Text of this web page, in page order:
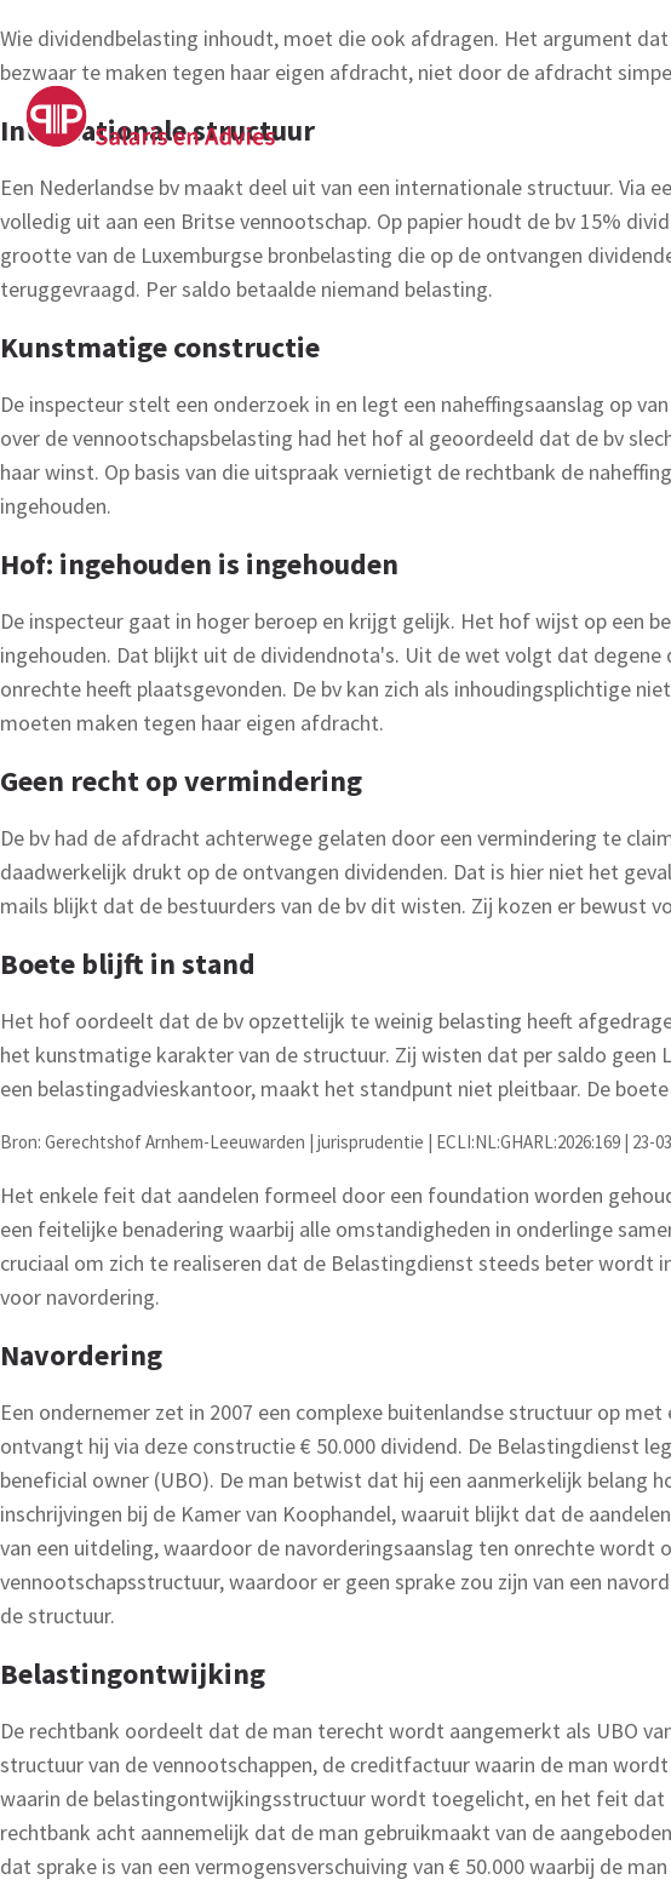
Wie dividendbelasting inhoudt, moet die ook afdragen. Het argument
bezwaar te maken tegen haar eigen afdracht, niet door de afdracht
Internationale structuur
Een Nederlandse bv maakt deel uit van een internationale structuur. Via
volledig uit aan een Britse vennootschap. Op papier houdt de bv 15%
grootte van de Luxemburgse bronbelasting die op de ontvangen
teruggevraagd. Per saldo betaalde niemand belasting.
Kunstmatige constructie
De inspecteur stelt een onderzoek in en legt een naheffingsaanslag op
over de vennootschapsbelasting had het hof al geoordeeld dat de bv
haar winst. Op basis van die uitspraak vernietigt de rechtbank de
ingehouden.
Hof: ingehouden is ingehouden
De inspecteur gaat in hoger beroep en krijgt gelijk. Het hof wijst op een
ingehouden. Dat blijkt uit de dividendnota's. Uit de wet volgt dat
onrechte heeft plaatsgevonden. De bv kan zich als inhoudingsplichtige
moeten maken tegen haar eigen afdracht.
Geen recht op vermindering
De bv had de afdracht achterwege gelaten door een vermindering te
daadwerkelijk drukt op de ontvangen dividenden. Dat is hier niet het
mails blijkt dat de bestuurders van de bv dit wisten. Zij kozen er bewust
Boete blijft in stand
Het hof oordeelt dat de bv opzettelijk te weinig belasting heeft
het kunstmatige karakter van de structuur. Zij wisten dat per saldo
een belastingadvieskantoor, maakt het standpunt niet pleitbaar. De
Bron: Gerechtshof Arnhem-Leeuwarden | jurisprudentie | ECLI:NL:GHARL:2026:169 | 23-
Het enkele feit dat aandelen formeel door een foundation worden
een feitelijke benadering waarbij alle omstandigheden in onderlinge
cruciaal om zich te realiseren dat de Belastingdienst steeds beter
voor navordering.
Navordering
Een ondernemer zet in 2007 een complexe buitenlandse structuur op
ontvangt hij via deze constructie € 50.000 dividend. De Belastingdienst
beneficial owner (UBO). De man betwist dat hij een aanmerkelijk belang
inschrijvingen bij de Kamer van Koophandel, waaruit blijkt dat de
van een uitdeling, waardoor de navorderingsaanslag ten onrechte
vennootschapsstructuur, waardoor er geen sprake zou zijn van een
de structuur.
Belastingontwijking
De rechtbank oordeelt dat de man terecht wordt aangemerkt als UBO
structuur van de vennootschappen, de creditfactuur waarin de man
waarin de belastingontwijkingsstructuur wordt toegelicht, en het feit dat
rechtbank acht aannemelijk dat de man gebruikmaakt van de
dat sprake is van een vermogensverschuiving van € 50.000 waarbij de